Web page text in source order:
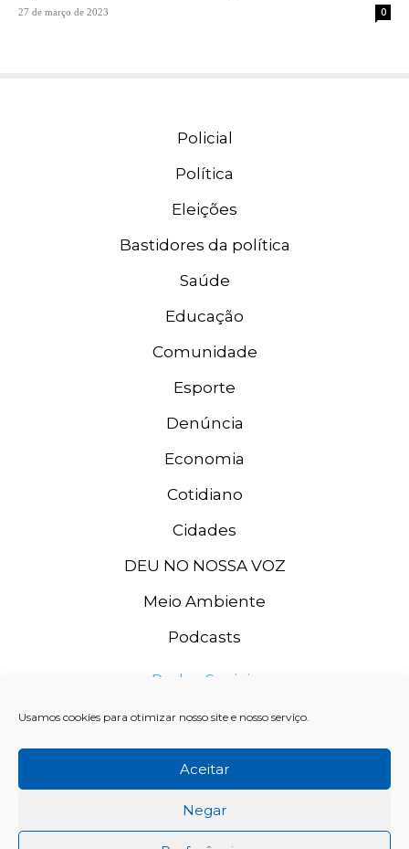
Usamos cookies para otimizar nosso site e nosso serviço.
Aceitar
Negar
27 de março de 2023 0
Policial
Política
Eleições
Bastidores da política
Saúde
Educação
Comunidade
Esporte
Denúncia
Economia
Cotidiano
Cidades
DEU NO NOSSA VOZ
Meio Ambiente
Podcasts
Redes Sociais